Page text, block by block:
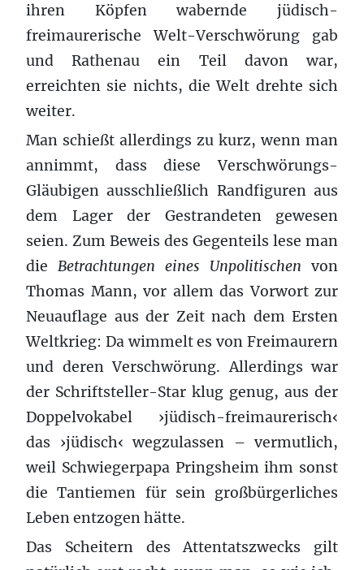
ihren Köpfen wabernde jüdisch-
freimaurerische Welt-Verschwörung gab
und Rathenau ein Teil davon war,
erreichten sie nichts, die Welt drehte sich
weiter.
Man schießt allerdings zu kurz, wenn man
annimmt, dass diese Verschwörungs-
Gläubigen ausschließlich Randfiguren aus
dem Lager der Gestrandeten gewesen
seien. Zum Beweis des Gegenteils lese man
die Betrachtungen eines Unpolitischen von
Thomas Mann, vor allem das Vorwort zur
Neuauflage aus der Zeit nach dem Ersten
Weltkrieg: Da wimmelt es von Freimaurern
und deren Verschwörung. Allerdings war
der Schriftsteller-Star klug genug, aus der
Doppelvokabel ›jüdisch-freimaurerisch‹
das ›jüdisch‹ wegzulassen – vermutlich,
weil Schwiegerpapa Pringsheim ihm sonst
die Tantiemen für sein großbürgerliches
Leben entzogen hätte.
Das Scheitern des Attentatszwecks gilt